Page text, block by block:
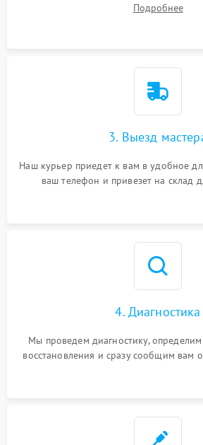
Подробнее
3. Выезд
Наш курьер приедет к вам в удобное
ваш телефон и привезет на склад
4. Диагностика
Мы проведем диагностику,
восстановления и сразу сообщим вам